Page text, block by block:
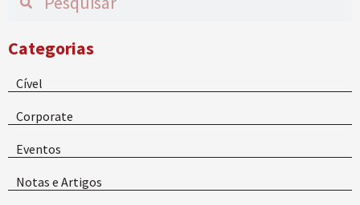
Categorias
Cível
Corporate
Eventos
Notas e Artigos